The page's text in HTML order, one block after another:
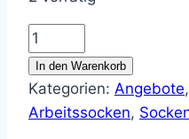
war:
11,05 €
Thermo
Baumwoll
Socken
Menge
In den Warenkorb
Kategorien: Angebote,
Arbeitssocken,